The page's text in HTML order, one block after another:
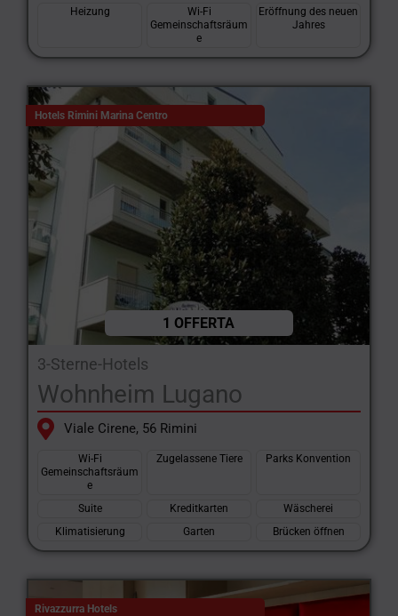
Heizung
Wi-Fi
Gemeinschaftsräum
e
Eröffnung des neuen
Jahres
1 OFFERTA
Hotels Rimini Marina Centro
3-Sterne-Hotels
Wohnheim Lugano
Viale Cirene, 56 Rimini
Wi-Fi
Gemeinschaftsräum
e
Zugelassene Tiere Parks Konvention
Suite Kreditkarten
Wäscherei
Klimatisierung
Garten Brücken öffnen
Rivazzurra Hotels